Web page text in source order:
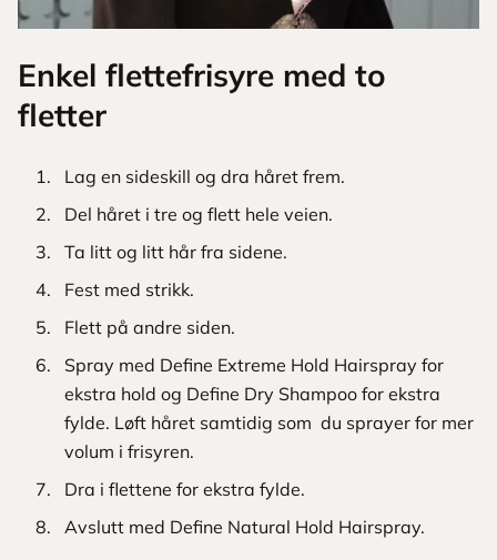
Enkel flettefrisyre med to
fletter
Lag en sideskill og dra håret frem.
Del håret i tre og flett hele veien.
Ta litt og litt hår fra sidene.
Fest med strikk.
Flett på andre siden.
Spray med Define Extreme Hold Hairspray for
ekstra hold og Define Dry Shampoo for ekstra
fylde. Løft håret samtidig som du sprayer for mer
volum i frisyren.
Dra i flettene for ekstra fylde.
Avslutt med Define Natural Hold Hairspray.